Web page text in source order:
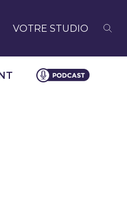
VOTRE STUDIO